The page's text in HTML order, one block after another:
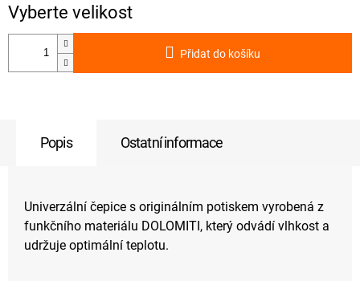
Přidat do košíku
Popis Ostatní informace
Univerzální čepice s originálním potiskem vyrobená z
funkčního materiálu DOLOMITI, který odvádí vlhkost a
udržuje optimální teplotu.